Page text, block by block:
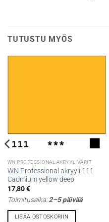
TUTUSTU MYÖS
WN PROFESSIONAL AKRYYLIVÄRIT
WN Professional akryyli 111
Cadmium yellow deep
17,80€
Toimitusaika:2–5 päivää
LISÄÄ OSTOSKORIIN